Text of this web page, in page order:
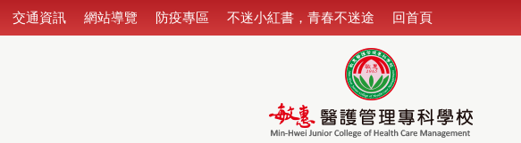
交通資訊 網站導覽 防疫專區 不迷小紅書，青春不迷途 回首頁